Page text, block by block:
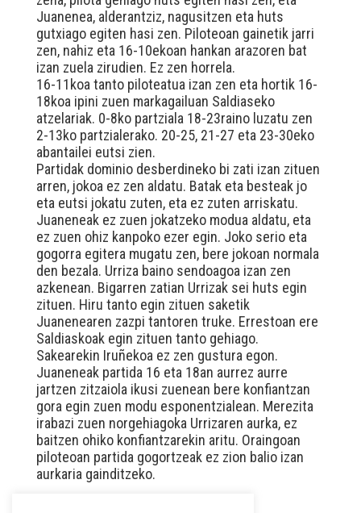
Juanenea, alderantziz, nagusitzen eta huts
gutxiago egiten hasi zen. Piloteoan gainetik jarri
zen, nahiz eta 16-10ekoan hankan arazoren bat
izan zuela zirudien. Ez zen horrela.
16-11koa tanto piloteatua izan zen eta hortik 16-
18koa ipini zuen markagailuan Saldiaseko
atzelariak. 0-8ko partziala 18-23raino luzatu zen
2-13ko partzialerako. 20-25, 21-27 eta 23-30eko
abantailei eutsi zien.
Partidak dominio desberdineko bi zati izan zituen
arren, jokoa ez zen aldatu. Batak eta besteak jo
eta eutsi jokatu zuten, eta ez zuten arriskatu.
Juaneneak ez zuen jokatzeko modua aldatu, eta
ez zuen ohiz kanpoko ezer egin. Joko serio eta
gogorra egitera mugatu zen, bere jokoan normala
den bezala. Urriza baino sendoagoa izan zen
azkenean. Bigarren zatian Urrizak sei huts egin
zituen. Hiru tanto egin zituen saketik
Juanenearen zazpi tantoren truke. Errestoan ere
Saldiaskoak egin zituen tanto gehiago.
Sakearekin Iruñekoa ez zen gustura egon.
Juaneneak partida 16 eta 18an aurrez aurre
jartzen zitzaiola ikusi zuenean bere konfiantzan
gora egin zuen modu esponentzialean. Merezita
irabazi zuen norgehiagoka Urrizaren aurka, ez
baitzen ohiko konfiantzarekin aritu. Oraingoan
piloteoan partida gogortzeak ez zion balio izan
aurkaria gainditzeko.